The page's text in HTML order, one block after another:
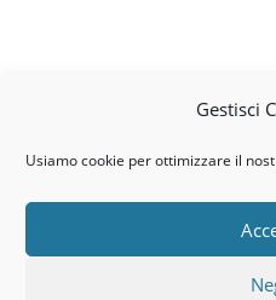
Gestisci
Usiamo cookie per ottimizzare il
Via